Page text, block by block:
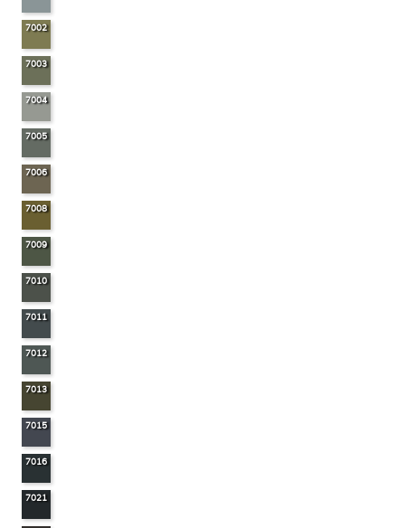
7002
7003
7004
7005
7006
7008
7009
7010
7011
7012
7013
7015
7016
7021